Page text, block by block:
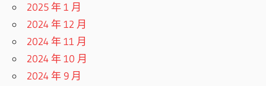
2025 年 1 月
2024 年 12 月
2024 年 11 月
2024 年 10 月
2024 年 9 月